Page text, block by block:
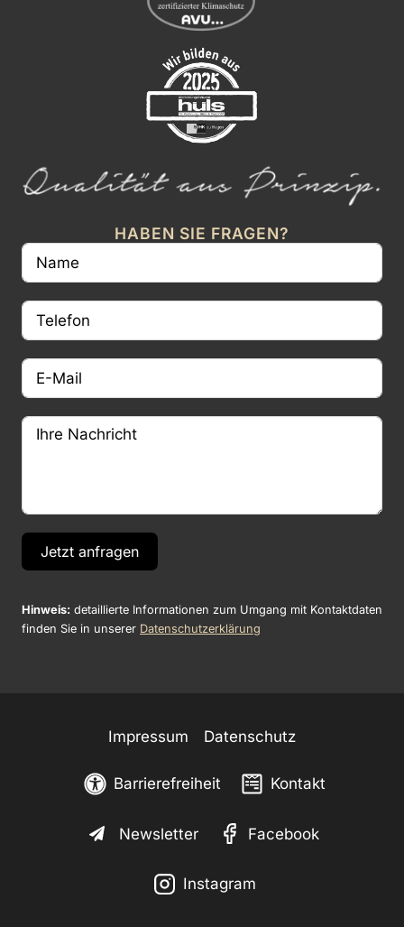
HABEN SIE FRAGEN?
Jetzt anfragen
Hinweis: detaillierte Informationen zum Umgang mit Kontaktdaten
finden Sie in unserer Datenschutzerklärung
Impressum Datenschutz
Barrierefreiheit Kontakt
Newsletter Facebook
Instagram